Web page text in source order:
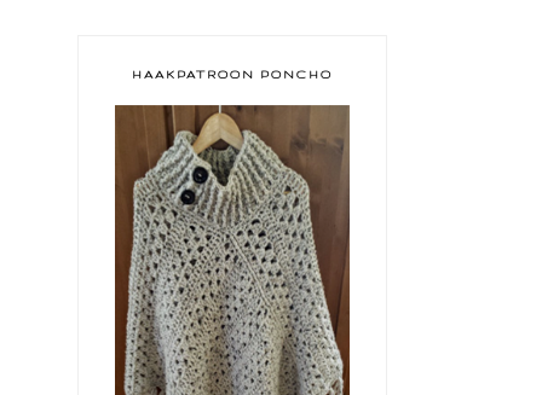
HAAKPATROON PONCHO